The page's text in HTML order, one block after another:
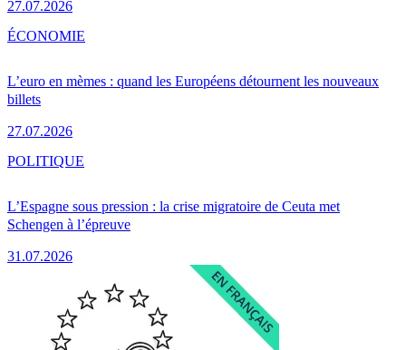
27.07.2026
L’euro en mèmes : quand les Européens détournent les nouveaux
billets
27.07.2026
ÉCONOMIE
L’Espagne sous pression : la crise migratoire de Ceuta met
Schengen à l’épreuve
31.07.2026
POLITIQUE